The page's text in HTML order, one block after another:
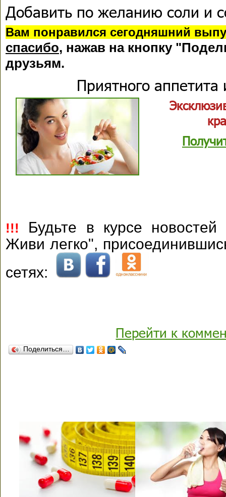
Добавить по желанию соли и
Вам понравился сегодняшний
спасибо, нажав на кнопку
друзьям.
Приятного аппетита
!!!
Будьте в курсе
Живи легко",
сетях:
Перейти к
Поделиться…